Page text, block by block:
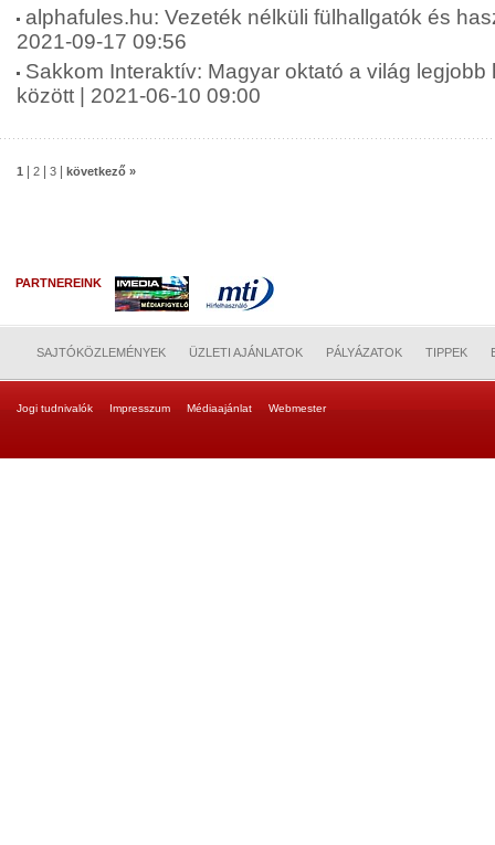
alphafules.hu: Vezeték nélküli fülhallgatók és
2021-09-17 09:56
Sakkom Interaktív: Magyar oktató a világ
között | 2021-06-10 09:00
1 2 3 következő »
PARTNEREINK
SAJTÓKÖZLEMÉNYEK ÜZLETI AJÁNLATOK PÁLYÁZATOK TIPPEK
Jogi tudnivalók Impresszum Médiaajánlat Webmester